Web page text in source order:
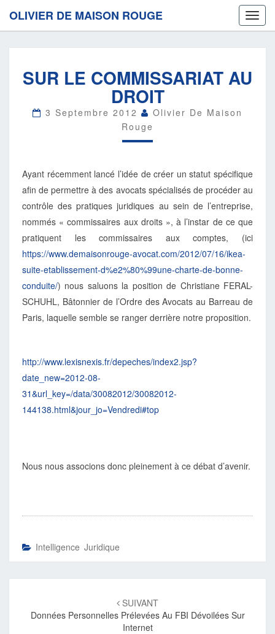
OLIVIER DE MAISON ROUGE
LE
COMMISSARIAT
AU
DROIT
SUR LE COMMISSARIAT AU
DROIT
3 Septembre 2012
Olivier De Maison
Rouge
Ayant récemment lancé l’idée de créer un statut spécifique
afin de permettre à des avocats spécialisés de procéder au
contrôle des pratiques juridiques au sein de l’entreprise,
nommés « commissaires aux droits », à l’instar de ce que
pratiquent les commissaires aux comptes, (ici
https://www.demaisonrouge-avocat.com/2012/07/16/ikea-
suite-etablissement-d%e2%80%99une-charte-de-bonne-
conduite/) nous saluons la position de Christiane FERAL-
SCHUHL, Bâtonnier de l’Ordre des Avocats au Barreau de
Paris, laquelle semble se ranger derrière notre proposition.
http://www.lexisnexis.fr/depeches/index2.jsp?
date_new=2012-08-
31&url_key=/data/30082012/30082012-
144138.html&jour_jo=Vendredi#top
Nous nous associons donc pleinement à ce débat d’avenir.
Intelligence Juridique
d'article
SUIVANT
Données Personnelles Prélevées Au FBI Dévoilées Sur
Internet